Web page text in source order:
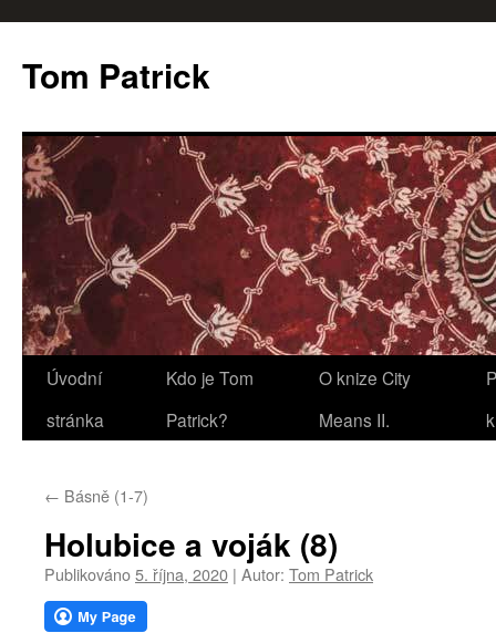
Tom Patrick
Přejít
webu
Úvodní
stránka
Kdo je Tom
Patrick?
O knize City
Means II.
← Básně (1-7)
Holubice a voják (8)
Publikováno5. října, 2020 | Autor: Tom Patrick